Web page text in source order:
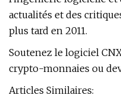
actualités et des
plus tard en 2011.
Soutenez le logiciel
crypto-monnaies ou
Articles Similaires: